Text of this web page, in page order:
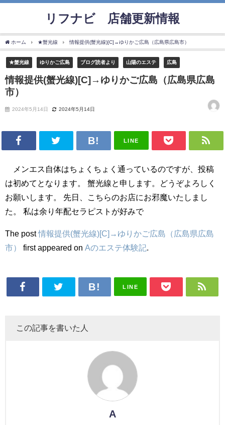
リフナビ®店舗更新情報
ホーム ★蟹光線 情報提供(蟹光線)[C]→ゆりかご広島（広島県広島市）
★蟹光線 ゆりかご広島 ブログ読者より 山陽のエステ 広島
情報提供(蟹光線)[C]→ゆりかご広島（広島県広島
市）
2024年5月14日 2024年5月14日
LINE
メンエス自体はちょくちょく通っているのですが、投稿
は初めてとなります。 蟹光線と申します。どうぞよろしく
お願いします。 先日、こちらのお店にお邪魔いたしまし
た。 私は余り年配セラピストが好みで
The post情報提供(蟹光線)[C]→ゆりかご広島（広島県広島
市）
first appeared on Aのエステ体験記
LINE
この記事を書いた人
A